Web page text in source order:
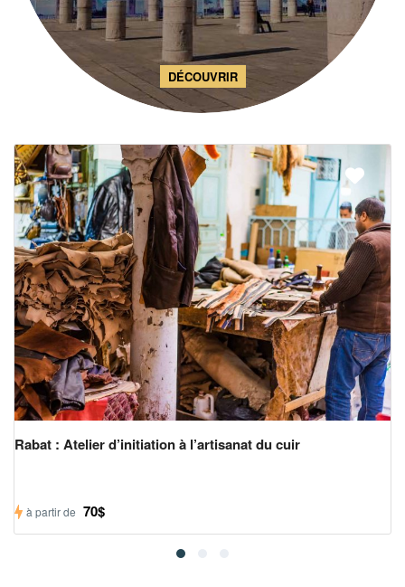
DÉCOUVRIR
Rabat : Atelier d’initiation à l’artisanat du cuir
à partir de 70$